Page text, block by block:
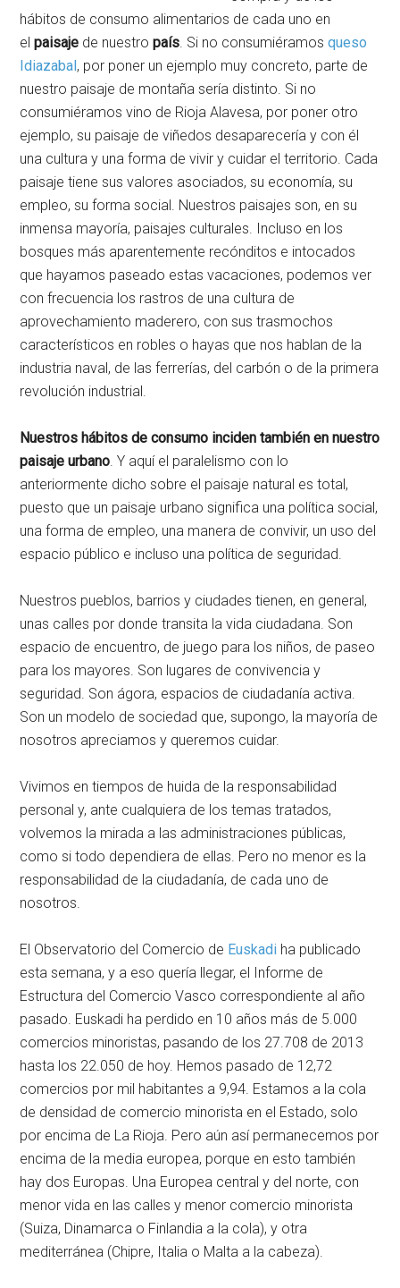
hábitos de consumo alimentarios de cada uno en
elpaisaje de nuestropaís . Si no consumiéramosqueso
Idiazabal, por poner un ejemplo muy concreto, parte de
nuestro paisaje de montaña sería distinto. Si no
consumiéramos vino de Rioja Alavesa, por poner otro
ejemplo, su paisaje de viñedos desaparecería y con él
una cultura y una forma de vivir y cuidar el territorio. Cada
paisaje tiene sus valores asociados, su economía, su
empleo, su forma social. Nuestros paisajes son, en su
inmensa mayoría, paisajes culturales. Incluso en los
bosques más aparentemente recónditos e intocados
que hayamos paseado estas vacaciones, podemos ver
con frecuencia los rastros de una cultura de
aprovechamiento maderero, con sus trasmochos
característicos en robles o hayas que nos hablan de la
industria naval, de las ferrerías, del carbón o de la primera
revolución industrial.
Nuestros hábitos de consumo inciden también en nuestro
paisaje urbano . Y aquí el paralelismo con lo
anteriormente dicho sobre el paisaje natural es total,
puesto que un paisaje urbano significa una política social,
una forma de empleo, una manera de convivir, un uso del
espacio público e incluso una política de seguridad.
Nuestros pueblos, barrios y ciudades tienen, en general,
unas calles por donde transita la vida ciudadana. Son
espacio de encuentro, de juego para los niños, de paseo
para los mayores. Son lugares de convivencia y
seguridad. Son ágora, espacios de ciudadanía activa.
Son un modelo de sociedad que, supongo, la mayoría de
nosotros apreciamos y queremos cuidar.
Vivimos en tiempos de huida de la responsabilidad
personal y, ante cualquiera de los temas tratados,
volvemos la mirada a las administraciones públicas,
como si todo dependiera de ellas. Pero no menor es la
responsabilidad de la ciudadanía, de cada uno de
nosotros.
El Observatorio del Comercio de Euskadi ha publicado
esta semana, y a eso quería llegar, el Informe de
Estructura del Comercio Vasco correspondiente al año
pasado. Euskadi ha perdido en 10 años más de 5.000
comercios minoristas, pasando de los 27.708 de 2013
hasta los 22.050 de hoy. Hemos pasado de 12,72
comercios por mil habitantes a 9,94. Estamos a la cola
de densidad de comercio minorista en el Estado, solo
por encima de La Rioja. Pero aún así permanecemos por
encima de la media europea, porque en esto también
hay dos Europas. Una Europea central y del norte, con
menor vida en las calles y menor comercio minorista
(Suiza, Dinamarca o Finlandia a la cola), y otra
mediterránea (Chipre, Italia o Malta a la cabeza).